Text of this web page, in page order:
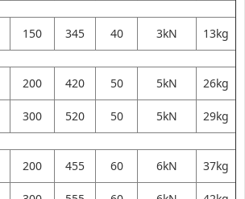
150 345 40 3kN 13kg
200 420 50 5kN
26kg
300 520 50 5kN 29kg
200 455 60 6kN
37kg